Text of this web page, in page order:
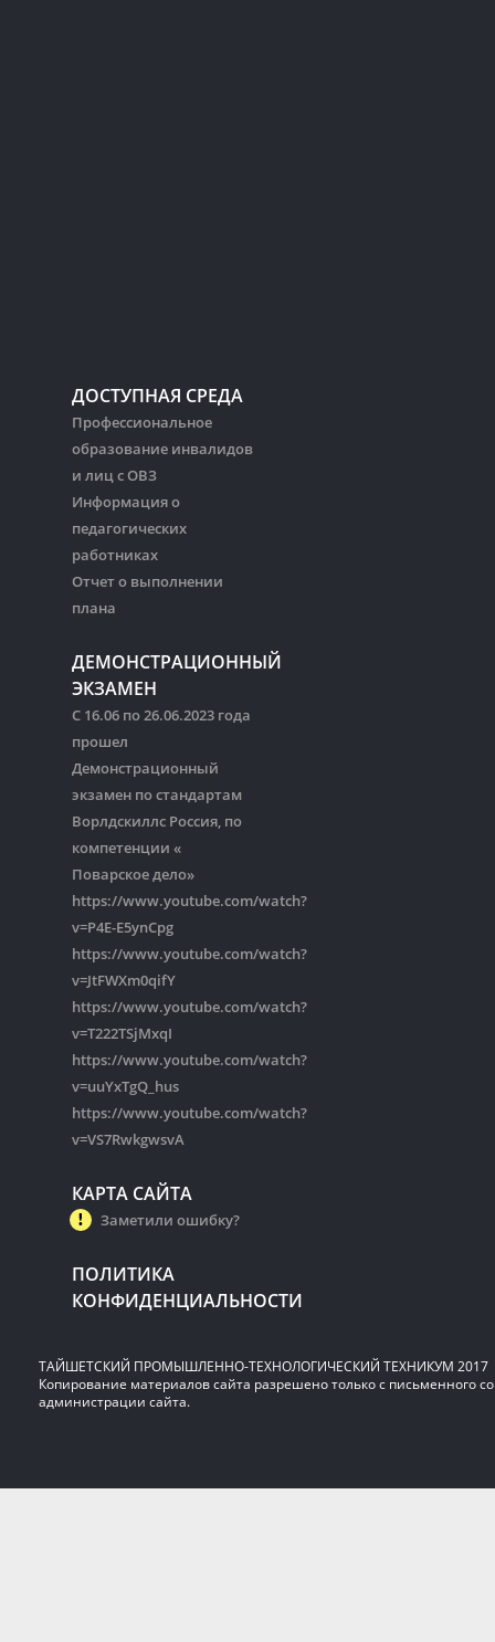
ДОСТУПНАЯ СРЕДА
Профессиональное
образование инвалидов
и лиц с ОВЗ
Информация о
педагогических
работниках
Отчет о выполнении
плана
ДЕМОНСТРАЦИОННЫЙ
ЭКЗАМЕН
С 16.06 по 26.06.2023 года
прошел
Демонстрационный
экзамен по стандартам
Ворлдскиллс Россия, по
компетенции «
Поварское дело»
https://www.youtube.com/watch?
v=P4E-E5ynCpg
https://www.youtube.com/watch?
v=JtFWXm0qifY
https://www.youtube.com/watch?
v=T222TSjMxqI
https://www.youtube.com/watch?
v=uuYxTgQ_hus
https://www.youtube.com/watch?
v=VS7RwkgwsvA
КАРТА САЙТА
Заметили ошибку?
ПОЛИТИКА
КОНФИДЕНЦИАЛЬНОСТИ
ТАЙШЕТСКИЙ ПРОМЫШЛЕННО-ТЕХНОЛОГИЧЕСКИЙ ТЕХНИКУМ 2017
Копирование материалов сайта разрешено только с письменного
администрации сайта.